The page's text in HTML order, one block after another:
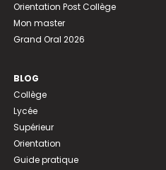
Orientation Post Collège
Mon master
Grand Oral 2026
BLOG
Collège
Lycée
Supérieur
Orientation
Guide pratique